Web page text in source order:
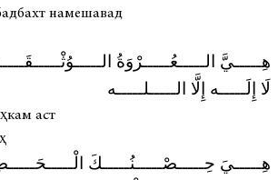
намешавад
هِـــــيَّ الـــــعُـــــرْوَةُ
لَا إِلَـــــه إِلَّا الـــــلـــــه
аст
هِـــــيَ حِـــــصْـــــنُـــــكَ